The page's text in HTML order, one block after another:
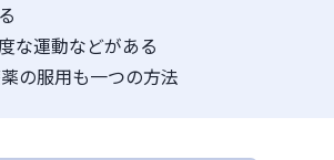
な運動などがある
の服用も一つの方法